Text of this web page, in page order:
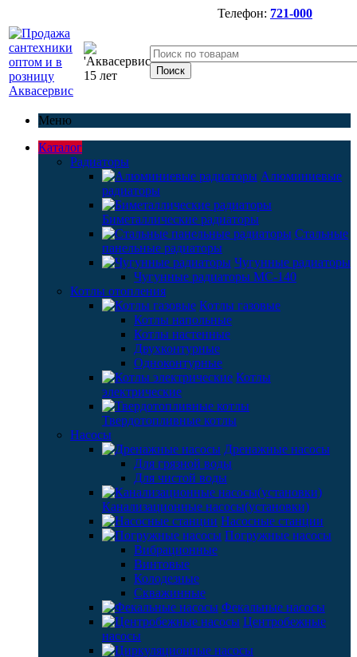
Телефон: 721-000
Меню
Каталог
Радиаторы
Алюминиевые
радиаторы
Биметаллические радиаторы
Стальные
панельные радиаторы
Чугунные радиаторы
Чугунные радиаторы МС-140
Котлы отопления
Котлы газовые
Котлы напольные
Котлы настенные
Двухконтурные
Одноконтурные
Котлы
электрические
Твердотопливные котлы
Насосы
Дренажные насосы
Для грязной воды
Для чистой воды
Канализационные насосы(установки)
Насосные станции
Погружные насосы
Вибрационные
Винтовые
Колодезные
Скважинные
Фекальные насосы
Центробежные
насосы